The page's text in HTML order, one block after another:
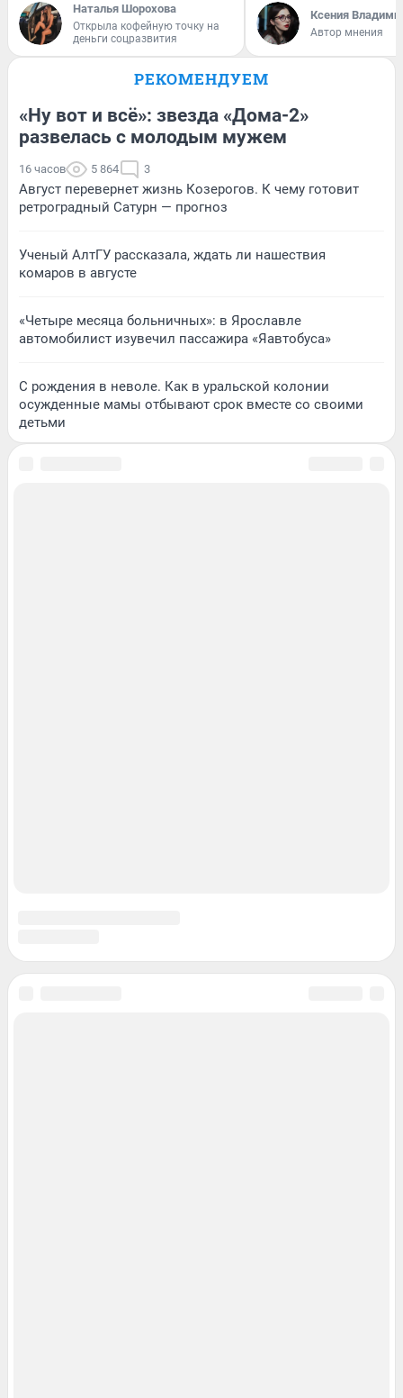
Наталья Шорохова
Открыла кофейную точку на
деньги соцразвития
Ксения
Автор мнения
РЕКОМЕНДУЕМ
«Ну вот и всё»: звезда «Дома-2»
развелась с молодым мужем
16 часов 5 864 3
Август перевернет жизнь Козерогов. К чему готовит
ретроградный Сатурн — прогноз
Ученый АлтГУ рассказала, ждать ли нашествия
комаров в августе
«Четыре месяца больничных»: в Ярославле
автомобилист изувечил пассажира «Яавтобуса»
С рождения в неволе. Как в уральской колонии
осужденные мамы отбывают срок вместе со своими
детьми